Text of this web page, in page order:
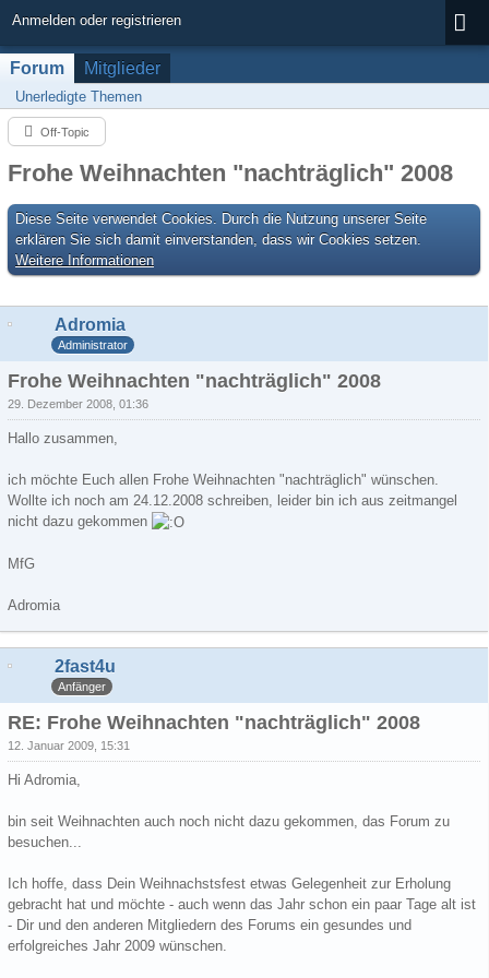
Anmelden oder registrieren
Forum Mitglieder
Unerledigte Themen
Off-Topic
Frohe Weihnachten "nachträglich" 2008
Diese Seite verwendet Cookies. Durch die Nutzung unserer Seite
erklären Sie sich damit einverstanden, dass wir Cookies setzen.
Weitere Informationen
Adromia
Administrator
Frohe Weihnachten "nachträglich" 2008
29. Dezember 2008, 01:36
Hallo zusammen,
ich möchte Euch allen Frohe Weihnachten "nachträglich" wünschen.
Wollte ich noch am 24.12.2008 schreiben, leider bin ich aus zeitmangel
nicht dazu gekommen
MfG
Adromia
2fast4u
Anfänger
RE: Frohe Weihnachten "nachträglich" 2008
12. Januar 2009, 15:31
Hi Adromia,
bin seit Weihnachten auch noch nicht dazu gekommen, das Forum zu
besuchen...
Ich hoffe, dass Dein Weihnachstsfest etwas Gelegenheit zur Erholung
gebracht hat und möchte - auch wenn das Jahr schon ein paar Tage alt ist
- Dir und den anderen Mitgliedern des Forums ein gesundes und
erfolgreiches Jahr 2009 wünschen.